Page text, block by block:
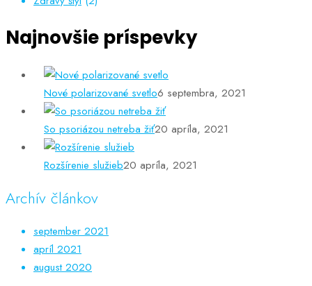
Najnovšie príspevky
Nové polarizované svetlo6 septembra, 2021
So psoriázou netreba žiť20 apríla, 2021
Rozšírenie služieb20 apríla, 2021
Archív článkov
september 2021
apríl 2021
august 2020